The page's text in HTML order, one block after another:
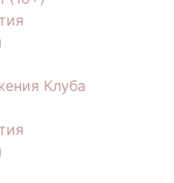
Клуба